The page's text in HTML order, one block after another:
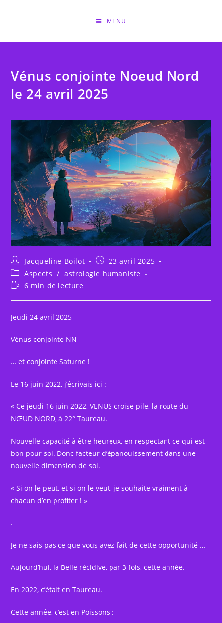
MENU
Vénus conjointe Noeud Nord
le 24 avril 2025
Auteur/autrice
de
la
publication :
Jacqueline Boilot
Publication
publiée :
23 avril 2025
Post
category:
Aspects / astrologie humaniste
Temps
lecture :
6 min de lecture
Jeudi 24 avril 2025
Vénus conjointe NN
…et conjointe Saturne !
Le 16 juin 2022, j’écrivais ici :
« Ce jeudi 16 juin 2022, VENUS croise pile, la route du
NŒUD NORD, à 22° Taureau.
Nouvelle capacité à être heureux, en respectant ce qui est
bon pour soi. Donc facteur d’épanouissement dans une
nouvelle dimension de soi.
« Si on le peut, et si on le veut, je souhaite vraiment à
chacun d’en profiter ! »
.
Je ne sais pas ce que vous avez fait de cette opportunité …
Aujourd’hui, la Belle récidive, par 3 fois, cette année.
En 2022, c’était en Taureau.
Cette année, c’est en Poissons :